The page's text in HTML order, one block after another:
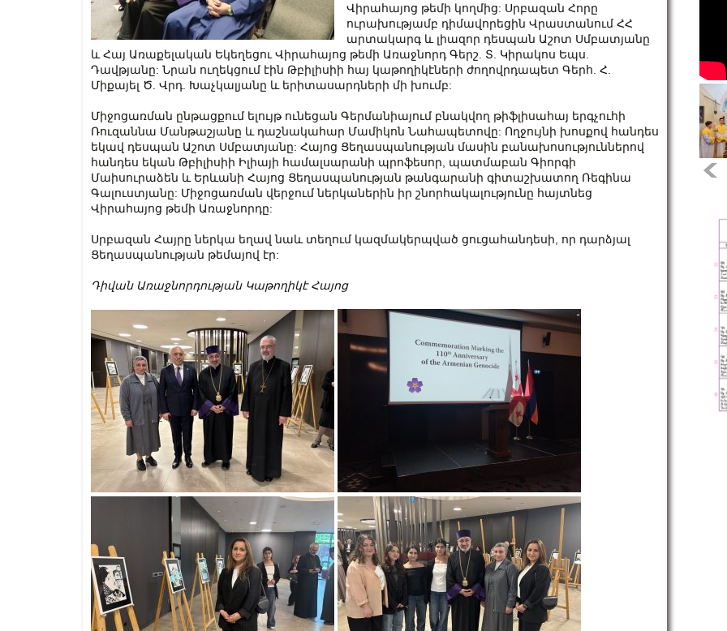
Վիրահայոց թեմի կողմից: Սրբազան Հորը
ուրախությամբ դիմավորեցին Վրաստանում ՀՀ
արտակարգ և լիազոր դեսպան Աշոտ Սմբատյանը
և Հայ Առաքելական Եկեղեցու Վիրահայոց թեմի Առաջնորդ Գերշ. Տ. Կիրակոս Եպս.
Դավթյանը: Նրան ուղեկցում էին Թբիլիսիի հայ կաթողիկէների ժողովրդապետ Գերհ. Հ.
Միքայել Ծ. Վրդ. Խաչկալյանը և երիտասարդների մի խումբ:
Միջոցառման ընթացքում ելույթ ունեցան Գերմանիայում բնակվող թիֆլիսահայ երգչուհի
Ռուզաննա Մանթաշյանը և դաշնակահար Մամիկոն Նահապետովը: Ողջույնի խոսքով հանդես
եկավ դեսպան Աշոտ Սմբատյանը: Հայոց Ցեղասպանության մասին բանախոսություններով
հանդես եկան Թբիլիսիի Իլիայի համալսարանի պրոֆեսոր, պատմաբան Գիորգի
Մաիսուրաձեն և Երևանի Հայոց Ցեղասպանության թանգարանի գիտաշխատող Ռեգինա
Գալուստյանը: Միջոցառման վերջում ներկաներին իր շնորհակալությունը հայտնեց
Վիրահայոց թեմի Առաջնորդը:
Սրբազան Հայրը ներկա եղավ նաև տեղում կազմակերպված ցուցահանդեսի, որ դարձյալ
Ցեղասպանության թեմայով էր:
Դիվան Առաջնորդության Կաթողիկէ Հայոց